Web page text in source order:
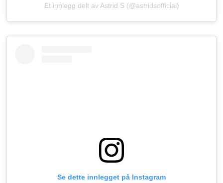
Et innlegg delt av Astrid S (@astridsofficial)
Se dette innlegget på Instagram